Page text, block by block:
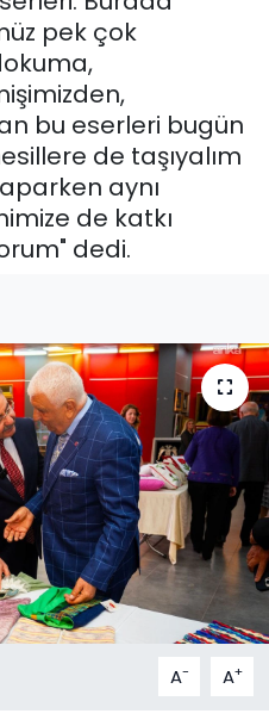
pek çok
bu eserleri bugün
de taşıyalım
aynı
de katkı
dedi.
A- A+